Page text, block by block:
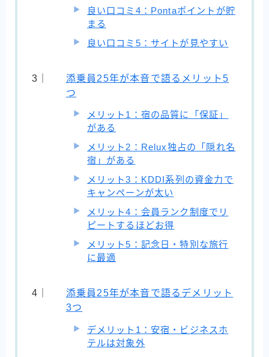
良い口コミ4：Pontaポイントが貯
まる
良い口コミ5：サイトが見やすい
添乗員25年が本音で語るメリット5
つ
メリット1：宿の品質に「保証」
がある
メリット2：Relux独占の「隠れ名
宿」がある
メリット3：KDDI系列の資金力で
キャンペーンが太い
メリット4：会員ランク制度でリ
ピートするほどお得
メリット5：記念日・特別な旅行
に最適
添乗員25年が本音で語るデメリット
3つ
デメリット1：安宿・ビジネスホ
テルは対象外